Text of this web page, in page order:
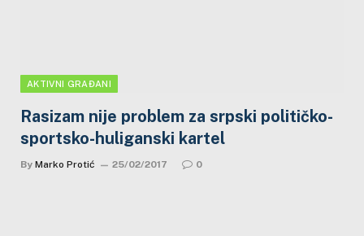
AKTIVNI GRAĐANI
Rasizam nije problem za srpski političko-
sportsko-huliganski kartel
By Marko Protić 25/02/2017 0